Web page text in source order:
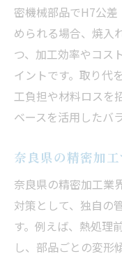
密機械部品でH7公
められる場合、焼入
つ、加工効率やコス
イントです。取り代
工負担や材料ロスを
ベースを活用したバ
奈良県の精密加
奈良県の精密加工業
対策として、独自の
す。例えば、熱処理
し、部品ごとの変形